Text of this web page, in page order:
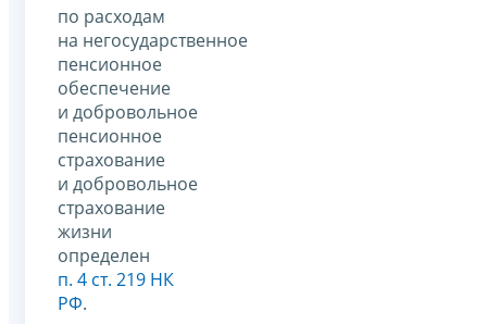
по расходам
на негосударственное
пенсионное
обеспечение
и добровольное
пенсионное
страхование
и добровольное
страхование
жизни
определен
п. 4 ст. 219 НК
РФ.